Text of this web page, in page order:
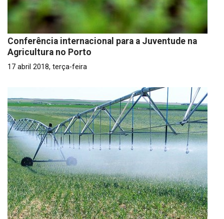
Conferência internacional para a Juventude na
Agricultura no Porto
17 abril 2018, terça-feira